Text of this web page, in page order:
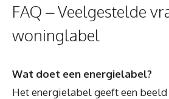
FAQ – Veelgestelde
woninglabel
Wat doet een energielabel?
Het energielabel geeft een beeld